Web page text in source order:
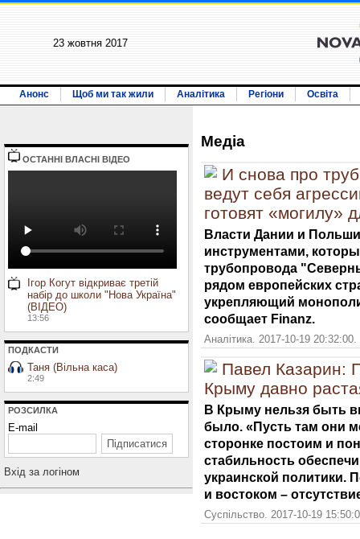
23 жовтня 2017
Анонс Щоб ми так жили Аналітика Регіони Освіта
ОСТАННI ВЛАСНI ВIДЕО
Ігор Когут відкриває третій
набір до школи "Нова Україна"
(ВІДЕО)
13:56
ПОДКАСТИ
Таня (Вільна каса)
2:49
РОЗСИЛКА
E-mail
Вхiд за логiном
Медiа
И снова про
ведут себя
готовят «могилу»
Власти Дании и
инструментами,
трубопровода
рядом европейских
укрепляющий
сообщает Finanz.
Аналітика. 2017-10-19
Павел Казарин:
Крыму давно
В Крыму нельзя быть
было. «Пусть там они
сторонке постоим и
стабильность
украинской политики.
и востоком –
Суспільство. 2017-10-19